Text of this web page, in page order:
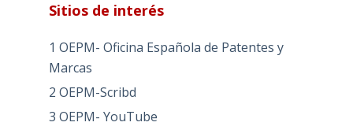
Sitios de interés
1 OEPM- Oficina Española de Patentes y
Marcas
2 OEPM-Scribd
3 OEPM- YouTube